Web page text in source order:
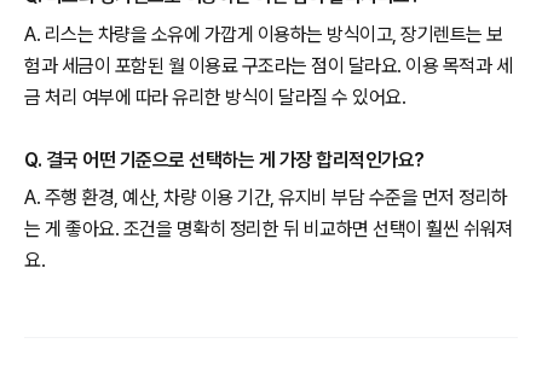
A. 리스는 차량을 소유에 가깝게 이용하는 방식이고, 장기렌트는 보
험과 세금이 포함된 월 이용료 구조라는 점이 달라요. 이용 목적과 세
금 처리 여부에 따라 유리한 방식이 달라질 수 있어요.
Q. 결국 어떤 기준으로 선택하는 게 가장 합리적인가요?
A. 주행 환경, 예산, 차량 이용 기간, 유지비 부담 수준을 먼저 정리하
는 게 좋아요. 조건을 명확히 정리한 뒤 비교하면 선택이 훨씬 쉬워져
요.